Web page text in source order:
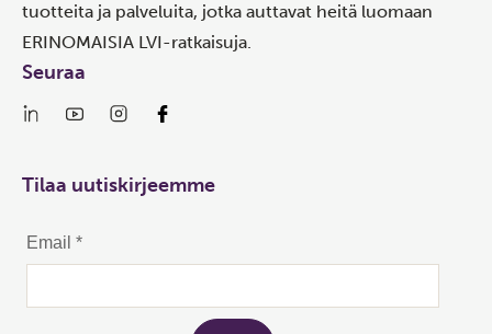
tuotteita ja palveluita, jotka auttavat heitä luomaan
ERINOMAISIA LVI-ratkaisuja.
Seuraa
Tilaa uutiskirjeemme